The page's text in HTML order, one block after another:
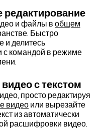
редактирование
и файлы вобщем
Быстро
и делитесь
с командой в режиме
с текстом
просто редактируя
видео или вырезайте
из автоматически
расшифровки видео.